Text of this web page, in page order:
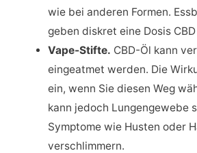
wie bei anderen Formen.
geben diskret eine Dosis
Vape-Stifte. CBD-Öl kann
eingeatmet werden. Die
ein, wenn Sie diesen Weg
kann jedoch Lungengewebe
Symptome wie Husten oder
verschlimmern.